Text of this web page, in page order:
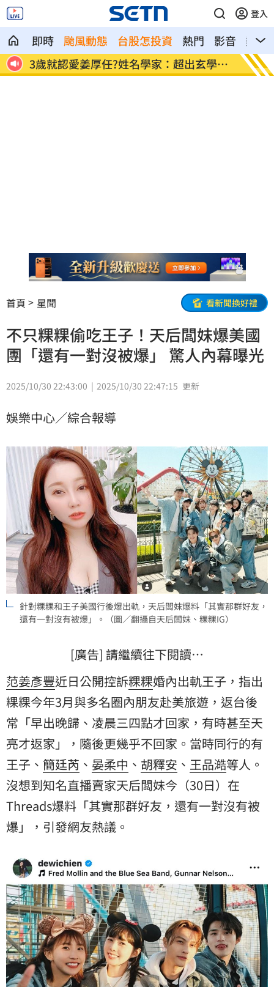
登入
即時 颱風動態 台股怎投資 熱門 影音
熱搜
範
國小校園2度偷吃國中妹！男大生慘了
田路
事
首頁 星聞 看新聞換好禮
不只粿粿偷吃王子！天后闆妹爆美國
團「還有一對沒被爆」 驚人內幕曝光
2025/10/30 22:43:00 2025/10/30 22:47:15 更新
娛樂中心／綜合報導
針對粿粿和王子美國行後爆出軌，天后闆妹爆料「其實那群好友，
還有一對沒有被爆」。（圖／翻攝自天后闆妹、粿粿IG）
[廣告] 請繼續往下閱讀…
范姜彥豐近日公開控訴粿粿婚內出軌王子，指出
粿粿今年3月與多名圈內朋友赴美旅遊，返台後
常「早出晚歸、凌晨三四點才回家，有時甚至天
亮才返家」，隨後更幾乎不回家。當時同行的有
王子、 簡廷芮 、 晏柔中 、 胡釋安 、 王品澔等人。
沒想到知名直播賣家天后闆妹今（30日）在
Threads爆料「其實那群好友，還有一對沒有被
爆」，引發網友熱議。